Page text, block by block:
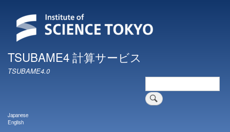
ン
テ
TSUBAME4 計算サービス
TSUBAME4.0
検
索
Japanese
English